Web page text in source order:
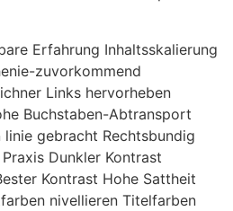
Erfahrung Inhaltsskalierung
zuvorkommend
Links hervorheben
Buchstaben-Abtransport
gebracht Rechtsbundig
Dunkler Kontrast
Kontrast Hohe Sattheit
nivellieren Titelfarben